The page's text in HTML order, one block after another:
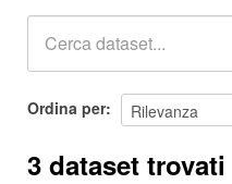
Ordina per
3 dataset trovati